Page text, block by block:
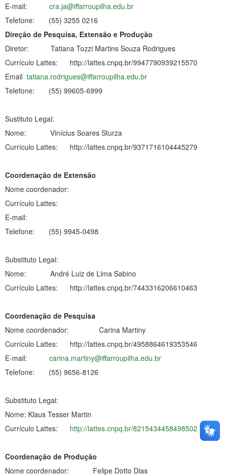
E-mail: cra.ja@iffarroupilha.edu.br
Telefone: (55) 3255 0216
Direção de Pesquisa, Extensão e Produção
Diretor: Tatiana Tozzi Martins Souza Rodrigues
Currículo Lattes: http://lattes.cnpq.br/9947790939215570
Email tatiana.rodrigues@iffarroupilha.edu.br
Telefone: (55) 99605-6999
Sustituto Legal:
Nome: Vinícius Soares Sturza
Currículo Lattes: http://lattes.cnpq.br/9371716104445279
Coordenação de Extensão
Nome coordenador:
Currículo Lattes:
E-mail:
Telefone: (55) 9945-0498
Substituto Legal:
Nome: André Luiz de Lima Sabino
Currículo Lattes: http://lattes.cnpq.br/7443316206610463
Coordenação de Pesquisa
Nome coordenador: Carina Martiny
Currículo Lattes: http://lattes.cnpq.br/4958864619353546
E-mail: carina.martiny@iffarroupilha.edu.br
Telefone: (55) 9656-8126
Substituto Legal:
Nome: Klaus Tesser Martin
Currículo Lattes: http://lattes.cnpq.br/8215434458498502
Coordenação de Produção
Nome coordenador: Felipe Dotto Dias